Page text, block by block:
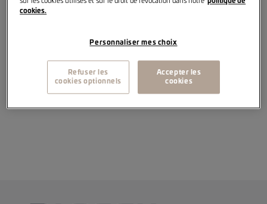
sur les cookies utilisés et sur le droit de révocation dans notre politique de
cookies.
Personnaliser mes choix
Refuser les
cookies optionnels
Accepter les
cookies